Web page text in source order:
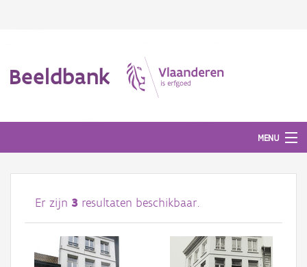
Beeldbank
MENU
Afbeeldingen
#BeeldIndeKijker
Hergebruik
Er zijn 3 resultaten beschikbaar.